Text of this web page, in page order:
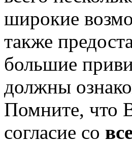
широкие
также
большие
должны
Помните, что
согласие со